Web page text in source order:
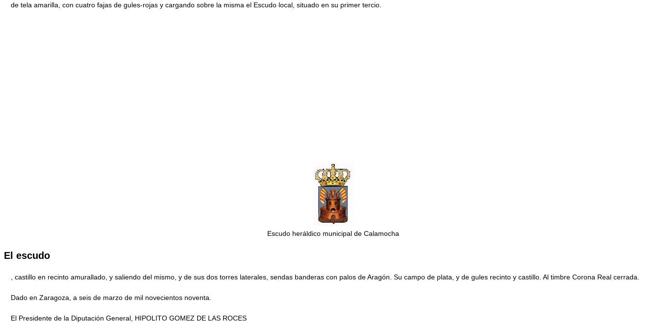
de tela amarilla, con cuatro fajas de gules-rojas y cargando sobre la misma el Escudo local, situado en su primer tercio.
Escudo heráldico municipal de Calamocha
El escudo
, castillo en recinto amurallado, y saliendo del mismo, y de sus dos torres laterales, sendas banderas con palos de Aragón. Su campo de plata, y de gules recinto y castillo. Al timbre Corona Real cerrada.
Dado en Zaragoza, a seis de marzo de mil novecientos noventa.
El Presidente de la Diputación General, HIPOLITO GOMEZ DE LAS ROCES